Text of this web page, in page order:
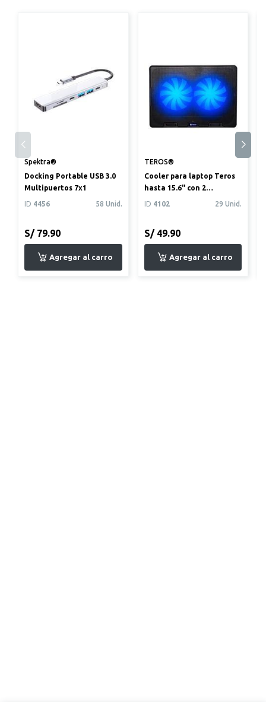
Spektra®
Docking Portable USB 3.0
Multipuertos 7x1
ID 4456 58 Unid.
S/ 79.90
TEROS®
Cooler para laptop Teros
hasta 15.6" con 2
ventiladores color negro
ID 4102 29 Unid.
S/ 49.90